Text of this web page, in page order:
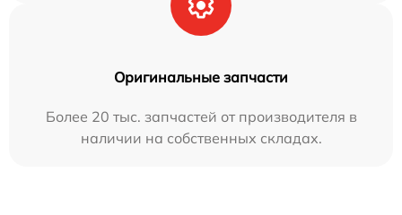
Оригинальные запчасти
Более 20 тыс. запчастей от производителя в
наличии на собственных складах.